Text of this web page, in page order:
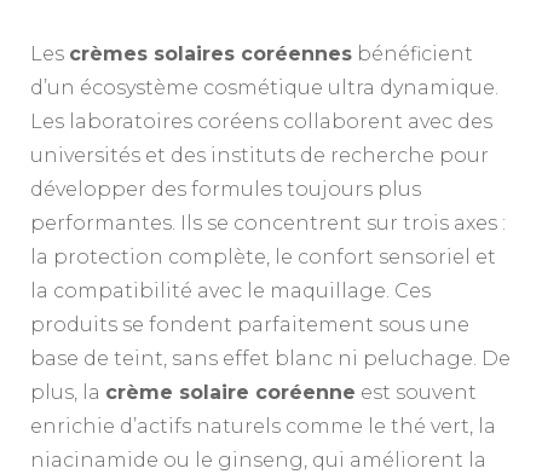
Les crèmes solaires coréennes bénéficient
d’un écosystème cosmétique ultra dynamique.
Les laboratoires coréens collaborent avec des
universités et des instituts de recherche pour
développer des formules toujours plus
performantes. Ils se concentrent sur trois axes :
la protection complète, le confort sensoriel et
la compatibilité avec le maquillage. Ces
produits se fondent parfaitement sous une
base de teint, sans effet blanc ni peluchage. De
plus, la crème solaire coréenne est souvent
enrichie d’actifs naturels comme le thé vert, la
niacinamide ou le ginseng, qui améliorent la